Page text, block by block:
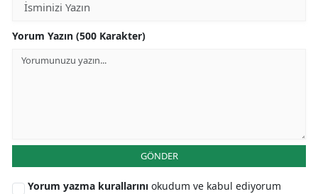
Yorum Yazın (500 Karakter)
GÖNDER
Yorum yazma kurallarını okudum ve kabul ediyorum